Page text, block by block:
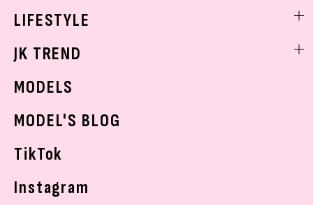
ボディケア
学校ヘアメイク
K-POP
LIFESTYLE
モデルの購入品
おでかけ
JK TREND
MODELS
MODEL'S BLOG
TikTok
Instagram